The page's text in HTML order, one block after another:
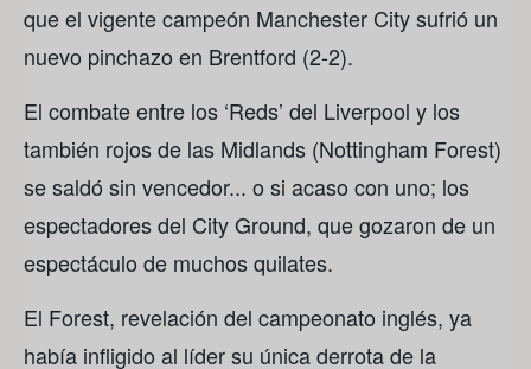
que el vigente campeón Manchester City sufrió un
nuevo pinchazo en Brentford (2-2).
El combate entre los ‘Reds’ del Liverpool y los
también rojos de las Midlands (Nottingham Forest)
se saldó sin vencedor... o si acaso con uno; los
espectadores del City Ground, que gozaron de un
espectáculo de muchos quilates.
El Forest, revelación del campeonato inglés, ya
había infligido al líder su única derrota de la